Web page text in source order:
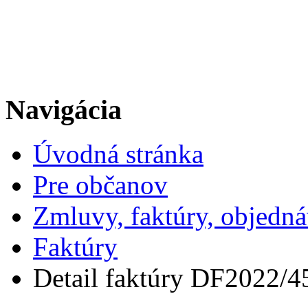
Navigácia
Úvodná stránka
Pre občanov
Zmluvy, faktúry,
Faktúry
Detail faktúry DF2022/